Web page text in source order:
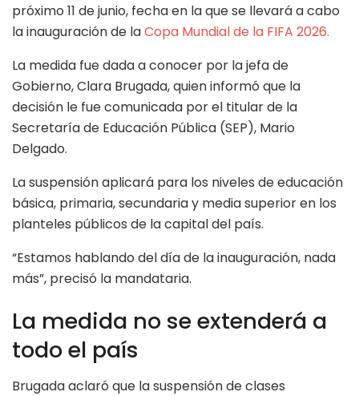
próximo 11 de junio, fecha en la que se llevará a cabo
la inauguración de laCopa Mundial de la FIFA 2026.
La medida fue dada a conocer por la jefa de
Gobierno, Clara Brugada, quien informó que la
decisión le fue comunicada por el titular de la
Secretaría de Educación Pública (SEP), Mario
Delgado.
La suspensión aplicará para los niveles de educación
básica, primaria, secundaria y media superior en los
planteles públicos de la capital del país.
“Estamos hablando del día de la inauguración, nada
más”, precisó la mandataria.
La medida no se extenderá a
todo el país
Brugada aclaró que la suspensión de clases